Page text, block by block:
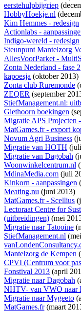
eerstehulpbijgriep
HobbyHoekje.nl
Kim Hemmes - redesign
Actionlabs -
Indigo-wereld - redesign
Steunpunt Mantelzorg
AllesVoorParket -
Zonta Nederland - fase 2
kapoesja (oktober 2013)
Zonta club Ruremonde
ZEQER (september
StiefManagement.nl:
Giethoorn boekingen
Migratie APS Projecten
MatGames.fr - export
Novum Agri Business
Migratie van HOTH
Migratie van Dagobah
Woonwinkelcentrum.nl
MdinaMedia.com (juli
Kinkorn - aanpassingen
Meating.nu (juni 2013)
MatGames.fr - Scellius
Lectoraat Centre for
(uitbreidingen) (mei
Migratie naar Tatooine
StiefManagement.nl
Mantelzorg de Kempen
CPVI (Centrum voor
Fonstival 2013 (april
Migratie naar Dagobah
NHTV- van VWO naar
Migratie naar Mygeeto
MatGames.fr(maart